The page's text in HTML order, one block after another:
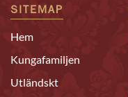
SITEMAP
Hem
Kungafamiljen
Utländskt